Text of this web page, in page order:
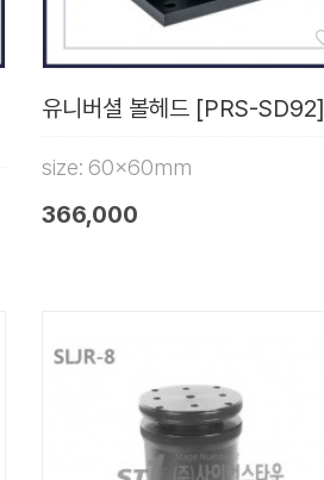
유니버셜 볼헤드 [PRS-SD92]
size: 60x60mm
366,000